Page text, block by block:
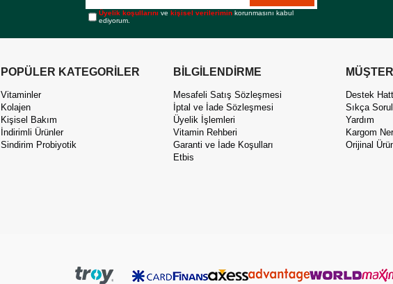
Üyelik koşullarını vekişisel verilerimin korunmasını kabul
ediyorum.
POPÜLER KATEGORİLER
Vitaminler
Kolajen
Kişisel Bakım
İndirimli Ürünler
Sindirim Probiyotik
BİLGİLENDİRME
Mesafeli Satış Sözleşmesi
İptal ve İade Sözleşmesi
Üyelik İşlemleri
Vitamin Rehberi
Garanti ve İade Koşulları
Etbis
Destek
Sıkça
Yardım
Kargom
Orijinal